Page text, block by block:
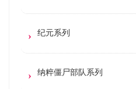
纪元系列
纳粹僵尸部队系列